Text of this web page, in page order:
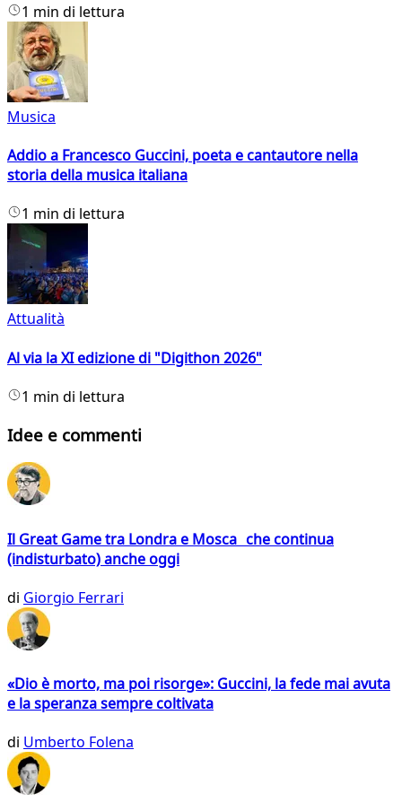
1 min di lettura
Musica
Addio a Francesco Guccini, poeta e cantautore nella
storia della musica italiana
1 min di lettura
Attualità
Al via la XI edizione di "Digithon 2026"
1 min di lettura
Idee e commenti
Il Great Game tra Londra e Mosca che continua
(indisturbato) anche oggi
di Giorgio Ferrari
«Dio è morto, ma poi risorge»: Guccini, la fede mai avuta
e la speranza sempre coltivata
di Umberto Folena